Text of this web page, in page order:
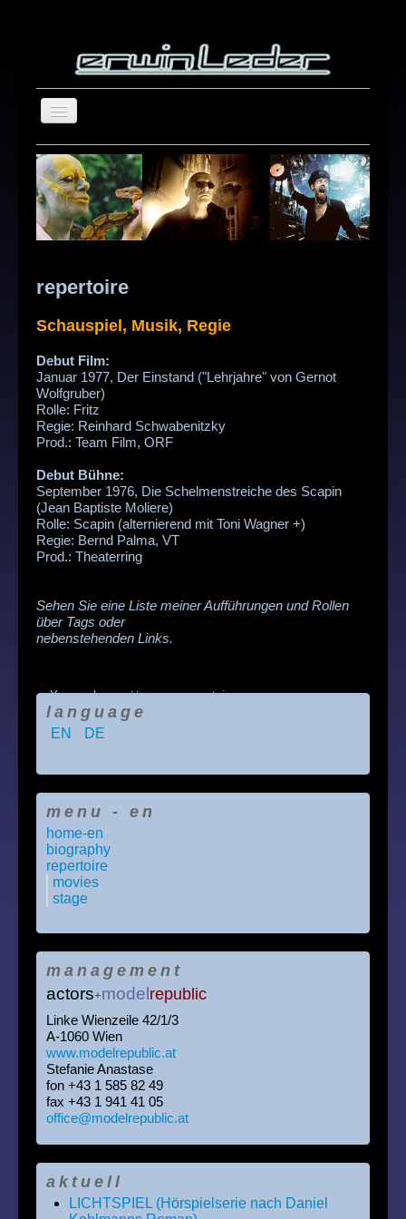
home
blog
about
showreel
contact
Search
repertoire
Schauspiel, Musik, Regie
Debut Film:
Januar 1977, Der Einstand ("Lehrjahre" von Gernot
Wolfgruber)
Rolle: Fritz
Regie: Reinhard Schwabenitzky
Prod.: Team Film, ORF
Debut Bühne:
September 1976, Die Schelmenstreiche des Scapin
(Jean Baptiste Moliere)
Rolle: Scapin (alternierend mit Toni Wagner +)
Regie: Bernd Palma, VT
Prod.: Theaterring
Sehen Sie eine Liste meiner Aufführungen und Rollen
über Tags oder
nebenstehenden Links.
You are here: Home repertoire
language
EN DE
menu - en
home-en
biography
repertoire
movies
stage
management
actors+modelrepublic
Linke Wienzeile 42/1/3
A-1060 Wien
www.modelrepublic.at
Stefanie Anastase
fon +43 1 585 82 49
fax +43 1 941 41 05
office@modelrepublic.at
aktuell
LICHTSPIEL (Hörspielserie nach Daniel